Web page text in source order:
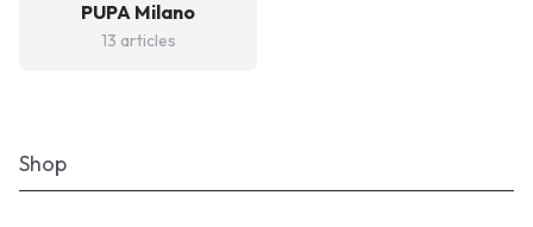
PUPA Milano
13 articles
Shop